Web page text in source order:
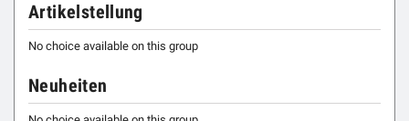
Artikelstellung
No choice available on this group
Neuheiten